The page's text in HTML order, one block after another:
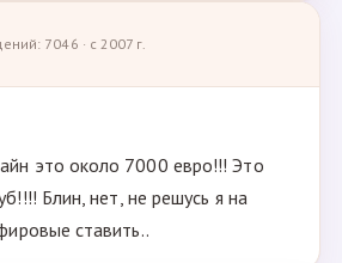
7046 · с 2007 г.
это около 7000 евро!!! Это
Блин, нет, не решусь я на
ставить..